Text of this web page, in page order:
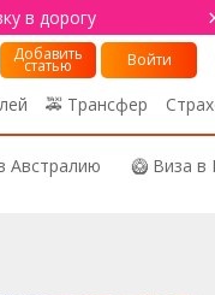
в дорогу
🚕 Трансфер
Добавить
статью Войти
Австралию 🥝 Виза